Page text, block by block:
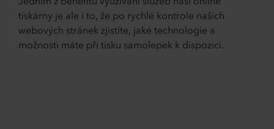
tiskárny je ale i to, že po rychlé kontrole našich
webových stránek zjistíte, jaké technologie a
možnosti máte při tisku samolepek k dispozici.